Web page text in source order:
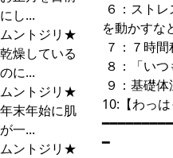
にし...
ムントジリ★
乾燥している
のに...
ムントジリ★
年末年始に肌
が一...
ムントジリ★
６：スト
を動かすな
７：７時間
８：「い
９：基礎
10:【わっは
━